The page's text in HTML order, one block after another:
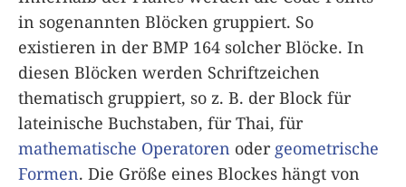
in sogenannten Blöcken gruppiert. So
existieren in der BMP 164 solcher Blöcke. In
diesen Blöcken werden Schriftzeichen
thematisch gruppiert, so z. B. der Block für
lateinische Buchstaben, für Thai, für
mathematische Operatoren oder geometrische
Formen. Die Größe eines Blockes hängt von